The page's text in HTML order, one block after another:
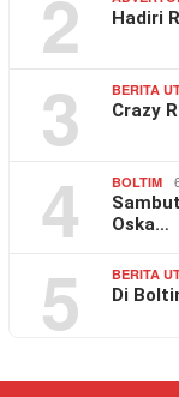
2 Hadiri
3 BERITA
Crazy
4 BOLTIM
Oska…
5 BERITA
Di